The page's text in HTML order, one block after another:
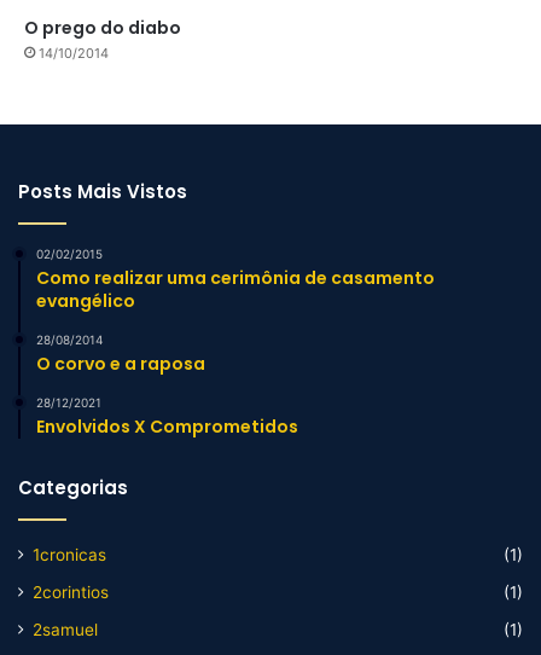
O prego do diabo
14/10/2014
Posts Mais Vistos
02/02/2015
Como realizar uma cerimônia de casamento
evangélico
28/08/2014
O corvo e a raposa
28/12/2021
Envolvidos X Comprometidos
Categorias
1cronicas
(1)
2corintios
(1)
2samuel
(1)